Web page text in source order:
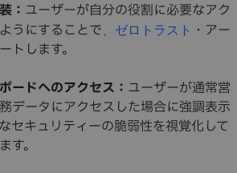
： ユーザーが自分の役割に必要なアク
うにすることで、ゼロトラスト ・アー
トします。
ードへのアクセス： ユーザーが通常営
データにアクセスした場合に強調表示
セキュリティーの脆弱性を視覚化して
す。